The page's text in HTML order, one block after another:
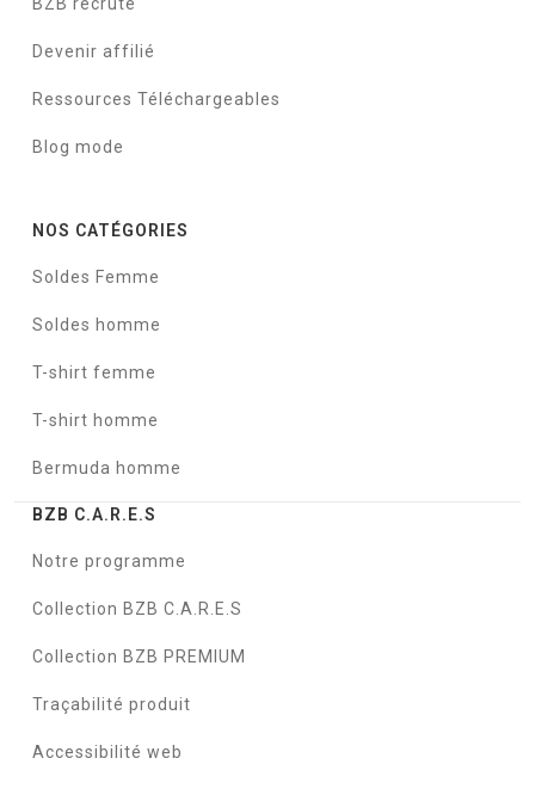
Devenir affilié
Ressources Téléchargeables
Blog mode
NOS CATÉGORIES
Soldes Femme
Soldes homme
T-shirt femme
T-shirt homme
Bermuda homme
BZB C.A.R.E.S
Notre programme
Collection BZB C.A.R.E.S
Collection BZB PREMIUM
Traçabilité produit
Accessibilité web